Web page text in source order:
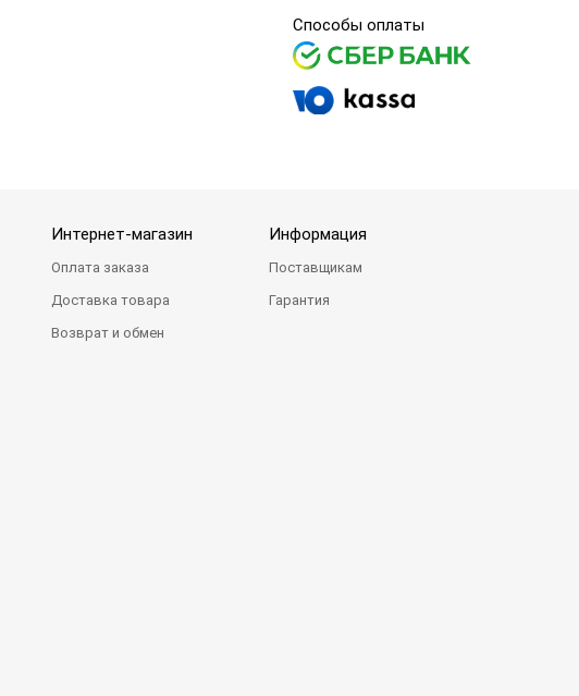
Способы оплаты
Интернет-магазин
Оплата заказа
Доставка товара
Возврат и обмен
Информация
Поставщикам
Гарантия